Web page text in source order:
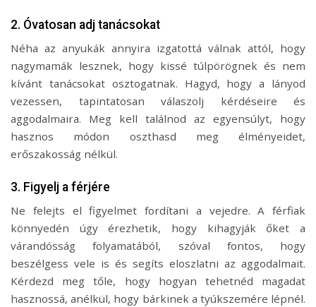
2. Óvatosan adj tanácsokat
Néha az anyukák annyira izgatottá válnak attól, hogy
nagymamák lesznek, hogy kissé túlpörögnek és nem
kívánt tanácsokat osztogatnak. Hagyd, hogy a lányod
vezessen, tapintatosan válaszolj kérdéseire és
aggodalmaira. Meg kell találnod az egyensúlyt, hogy
hasznos módon oszthasd meg élményeidet,
erőszakosság nélkül.
3. Figyelj a férjére
Ne felejts el figyelmet fordítani a vejedre. A férfiak
könnyedén úgy érezhetik, hogy kihagyják őket a
várandósság folyamatából, szóval fontos, hogy
beszélgess vele is és segíts eloszlatni az aggodalmait.
Kérdezd meg tőle, hogy hogyan tehetnéd magadat
hasznossá, anélkül, hogy bárkinek a tyúkszemére lépnél.